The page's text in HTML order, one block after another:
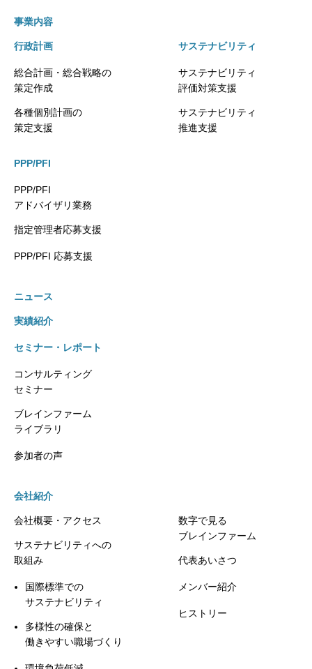
事業内容
行政計画
総合計画・総合戦略の
策定作成
各種個別計画の
策定支援
サステナビリティ
サステナビリティ
評価対策支援
サステナビリティ
推進支援
PPP/PFI
PPP/PFI
アドバイザリ業務
指定管理者応募支援
PPP/PFI 応募支援
ニュース
実績紹介
セミナー・レポート
コンサルティング
セミナー
ブレインファーム
ライブラリ
参加者の声
会社紹介
会社概要・アクセス
サステナビリティへの
取組み
国際標準での
サステナビリティ
多様性の確保と
働きやすい職場づくり
数字で見る
ブレインファーム
代表あいさつ
メンバー紹介
ヒストリー